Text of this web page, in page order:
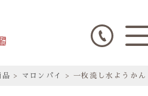
品 > マロンパイ > 一枚流し水ようかん